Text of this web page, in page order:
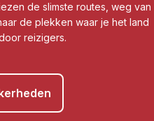
de slimste routes, weg van
de plekken waar je het land
reizigers.